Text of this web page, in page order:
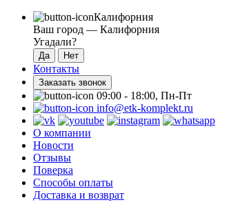
Калифорния
Ваш город — Калифорния
Угадали?
Контакты
Заказать звонок
09:00 - 18:00, Пн-Пт
info@etk-komplekt.ru
О компании
Новости
Отзывы
Поверка
Способы оплаты
Доставка и возврат